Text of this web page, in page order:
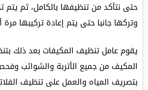
حتى نتأكد من تنظيفها بالكامل، ثم
وتركها جانبا حتى يتم إعادة تركيبها مرة
يقوم عامل تنظيف المكيفات بعد ذلك
المكيف من جميع الأتربة والشوائب
بتصريف المياه والعمل على تنظيف